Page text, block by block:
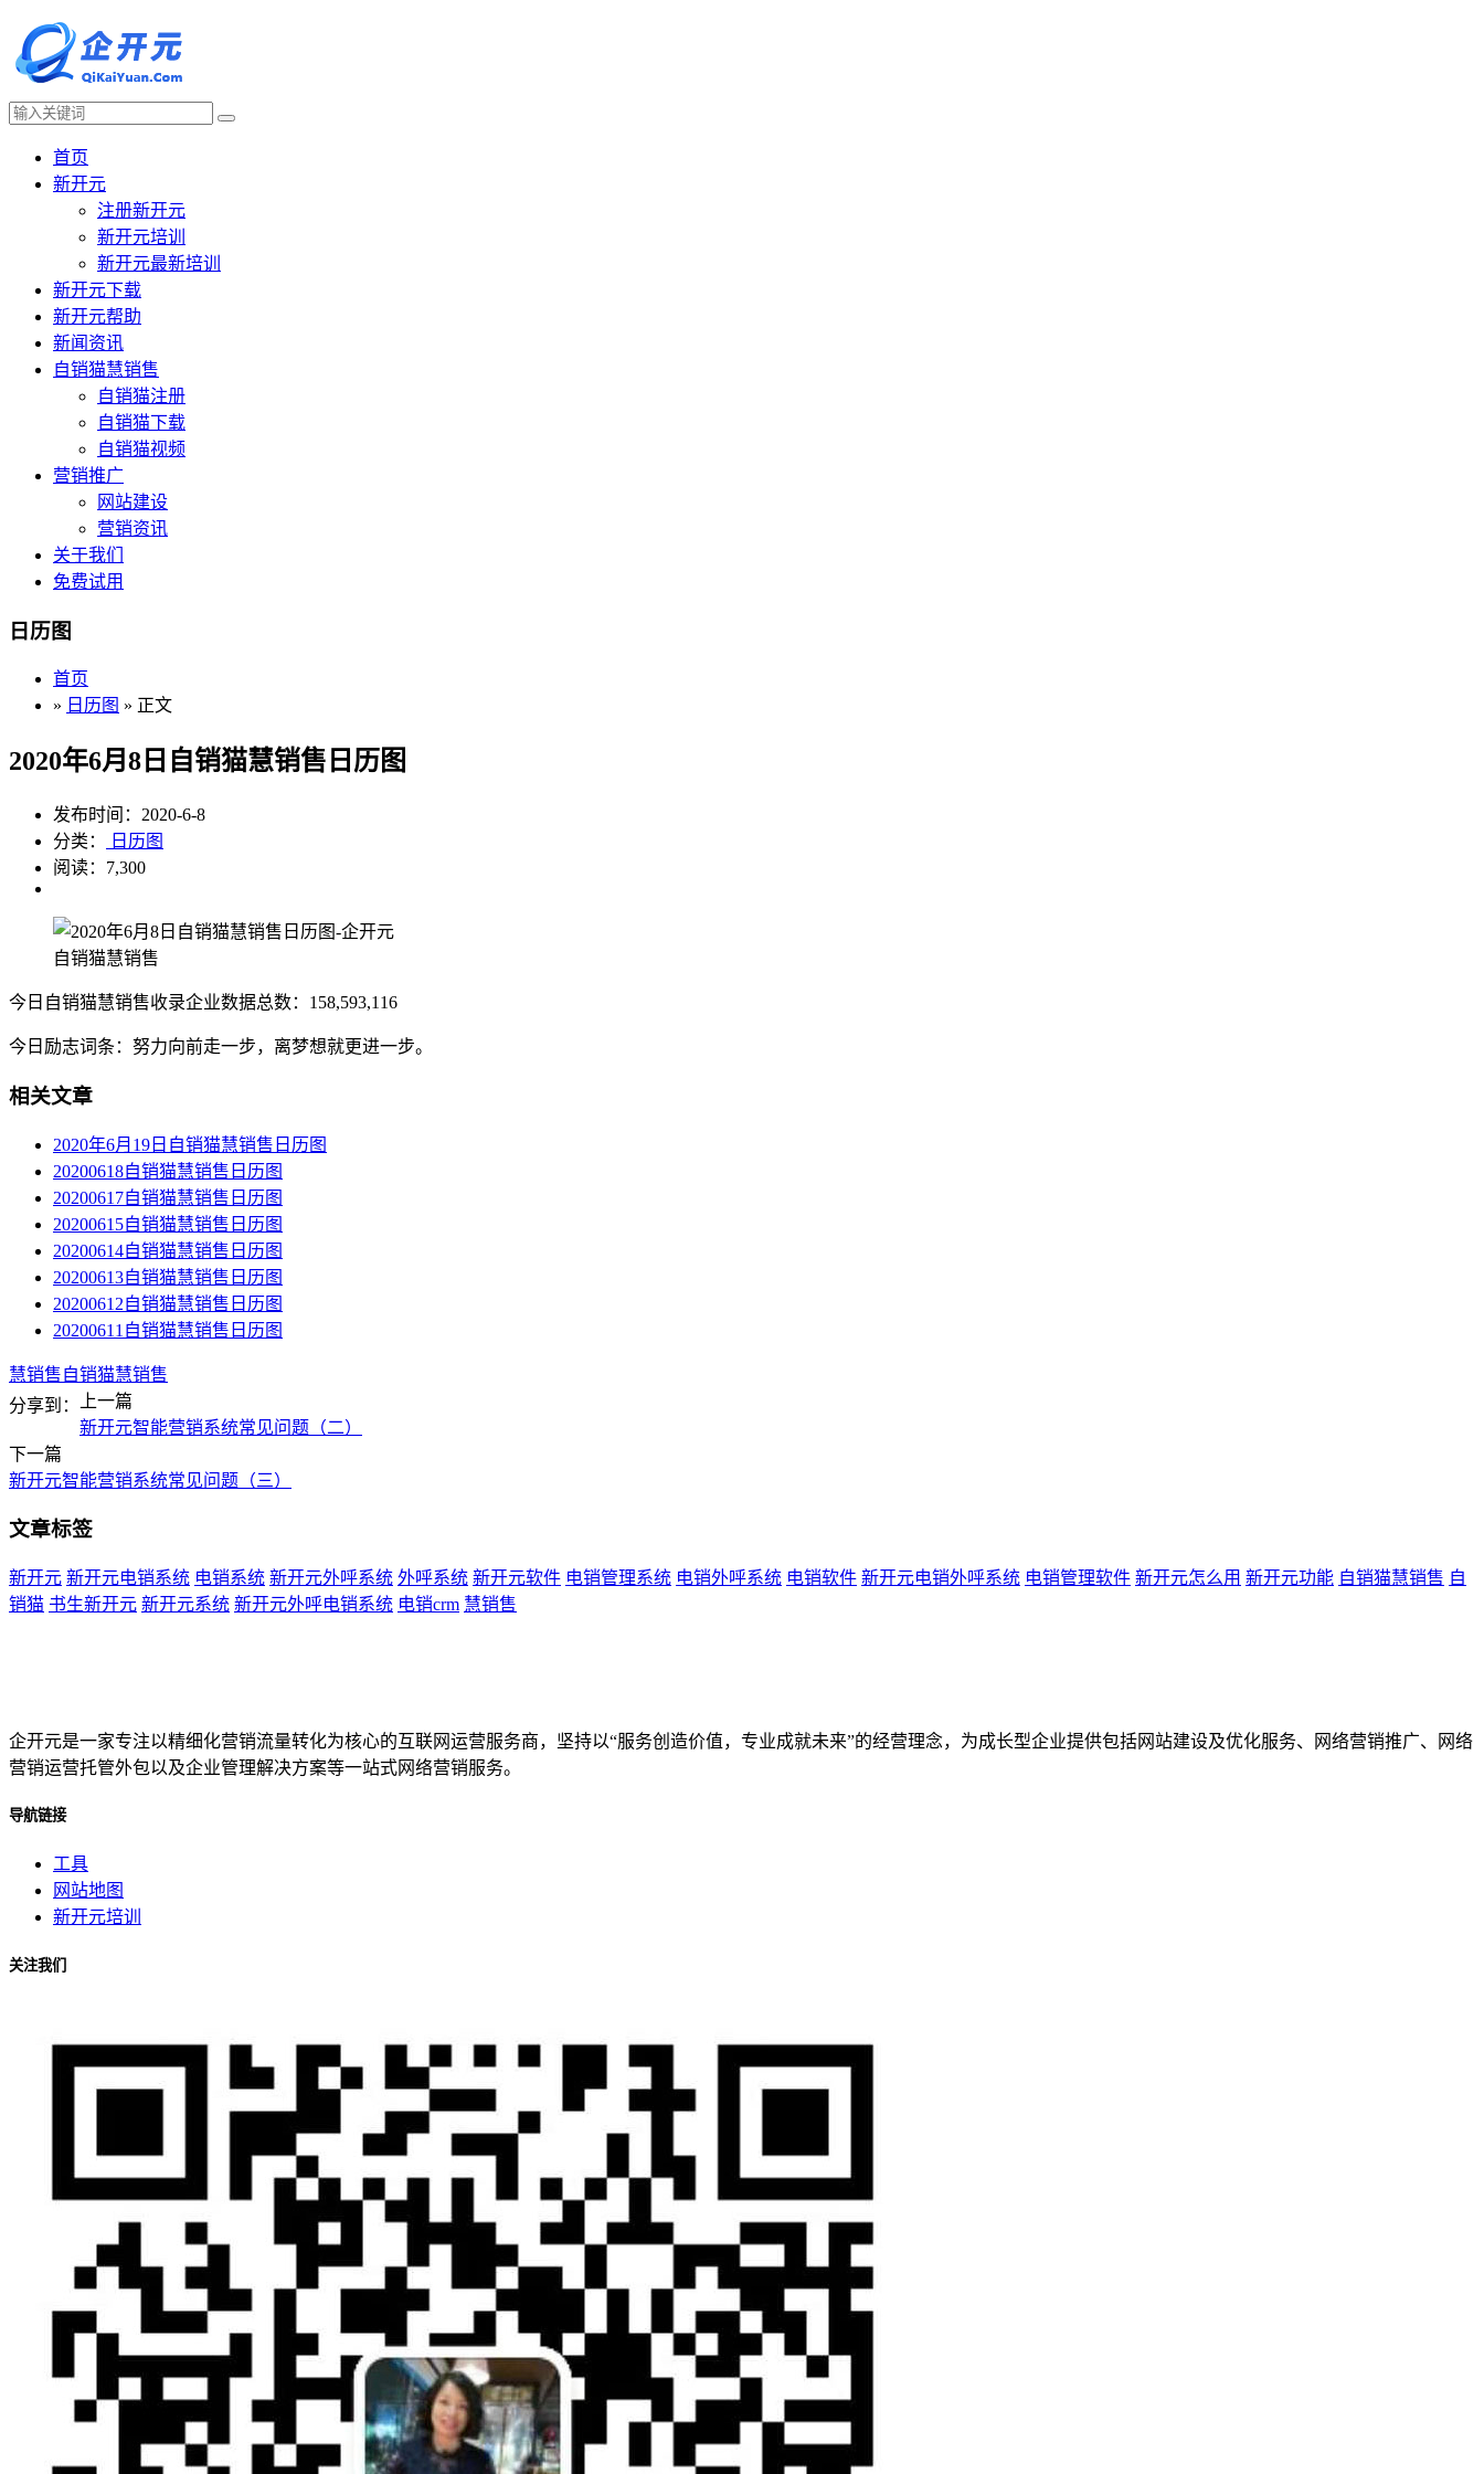
首页
新开元
注册新开元
新开元培训
新开元最新培训
新开元下载
新开元帮助
新闻资讯
自销猫慧销售
自销猫注册
自销猫下载
自销猫视频
营销推广
网站建设
营销资讯
关于我们
免费试用
日历图
首页
» 日历图 » 正文
2020年6月8日自销猫慧销售日历图
发布时间：2020-6-8
分类：
日历图
阅读：7,300
自销猫慧销售
今日自销猫慧销售收录企业数据总数：158,593,116
今日励志词条：努力向前走一步，离梦想就更进一步。
相关文章
2020年6月19日自销猫慧销售日历图
20200618自销猫慧销售日历图
20200617自销猫慧销售日历图
20200615自销猫慧销售日历图
20200614自销猫慧销售日历图
20200613自销猫慧销售日历图
20200612自销猫慧销售日历图
20200611自销猫慧销售日历图
慧销售自销猫慧销售
分享到：
上一篇
新开元智能营销系统常见问题（二）
下一篇
新开元智能营销系统常见问题（三）
文章标签
新开元 新开元电销系统 电销系统 新开元外呼系统 外呼系统 新开元软件 电销管理系统 电销外呼系统 电销软件 新开元电销外呼系统 电销管理软件 新开元怎么用 新开元功能 自销猫慧销售 自
销猫 书生新开元 新开元系统 新开元外呼电销系统 电销crm 慧销售
企开元是一家专注以精细化营销流量转化为核心的互联网运营服务商，坚持以“服务创造价值，专业成就未来”的经营理念，为成长型企业提供包括网站建设及优化服务、网络营销推广、网络
营销运营托管外包以及企业管理解决方案等一站式网络营销服务。
导航链接
工具
网站地图
新开元培训
关注我们